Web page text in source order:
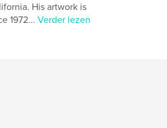
His artwork is
1972... Verder lezen